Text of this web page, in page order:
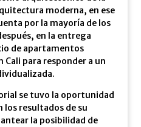
moderna, en ese
por la mayoría de los
en la entrega
de apartamentos
Cali para responder a un
se tuvo la oportunidad
los resultados de su
la posibilidad de